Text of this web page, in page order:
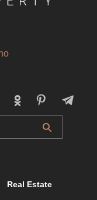
Real Estate